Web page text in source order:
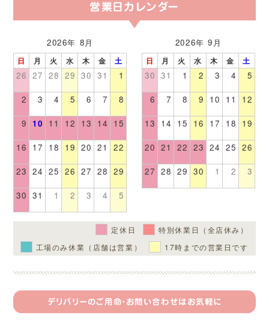
営業日カレンダー
2026年 8月
日 月 火 水 木 金 土
26 27 28 29 30 31 1
2 3 4 5 6 7 8
9 10 11 12 13 14 15
16 17 18 19 20 21 22
23 24 25 26 27 28 29
30 31 1 2 3 4 5
2026年 9月
日 月 火 水 木 金 土
30 31 1 2 3 4 5
6 7 8 9 10 11 12
13 14 15 16 17 18 19
20 21 22 23 24 25 26
27 28 29 30 1 2 3
定休日
特別休業日（全店休み）
工場のみ休業（店舗は営業）
17時までの営業日です
デリバリーのご用命・お問い合わせはお気軽に